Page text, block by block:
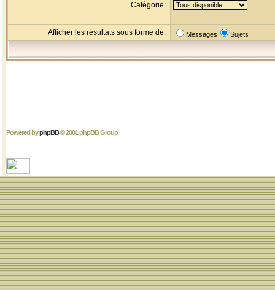
Catégorie:
Afficher les résultats sous forme de: Messages Sujets
Powered byphpBB© 2001 phpBB Group